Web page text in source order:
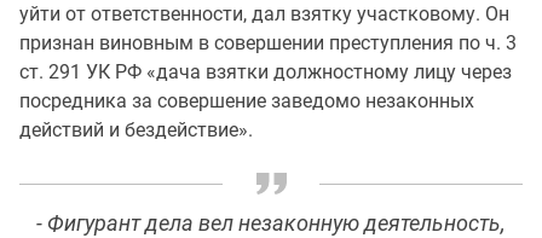
уйти от ответственности, дал взятку участковому. Он
признан виновным в совершении преступления по ч. 3
ст. 291 УК РФ «дача взятки должностному лицу через
посредника за совершение заведомо незаконных
действий и бездействие».
- Фигурант дела вел незаконную деятельность,